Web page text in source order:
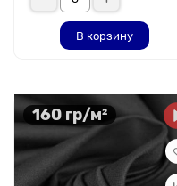
В корзину
160 гр/м²